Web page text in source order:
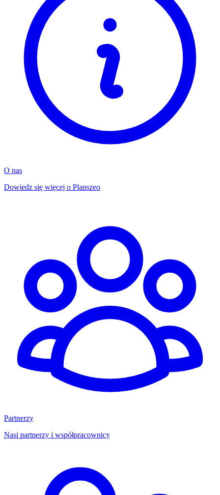
O nas
Dowiedz się więcej o Planszeo
Partnerzy
Nasi partnerzy i współpracownicy